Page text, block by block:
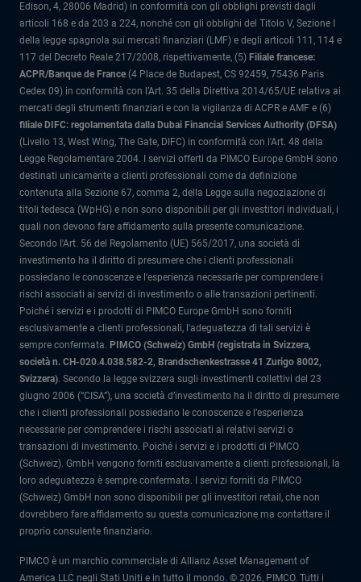
Edison, 4, 28006 Madrid) in conformità con gli obblighi previsti dagli
articoli 168 e da 203 a 224, nonché con gli obblighi del Titolo V, Sezione I
della legge spagnola sui mercati finanziari (LMF) e degli articoli 111, 114 e
117 del Decreto Reale 217/2008, rispettivamente, (5) Filiale francese:
ACPR/Banque de France (4 Place de Budapest, CS 92459, 75436 Paris
Cedex 09) in conformità con l’Art. 35 della Direttiva 2014/65/UE relativa ai
mercati degli strumenti finanziari e con la vigilanza di ACPR e AMF e (6)
filiale DIFC: regolamentata dalla Dubai Financial Services Authority (DFSA)
(Livello 13, West Wing, The Gate, DIFC) in conformità con l'Art. 48 della
Legge Regolamentare 2004. I servizi offerti da PIMCO Europe GmbH sono
destinati unicamente a clienti professionali come da definizione
contenuta alla Sezione 67, comma 2, della Legge sulla negoziazione di
titoli tedesca (WpHG) e non sono disponibili per gli investitori individuali, i
quali non devono fare affidamento sulla presente comunicazione.
Secondo l'Art. 56 del Regolamento (UE) 565/2017, una società di
investimento ha il diritto di presumere che i clienti professionali
possiedano le conoscenze e l'esperienza necessarie per comprendere i
rischi associati ai servizi di investimento o alle transazioni pertinenti.
Poiché i servizi e i prodotti di PIMCO Europe GmbH sono forniti
esclusivamente a clienti professionali, l'adeguatezza di tali servizi è
sempre confermata. PIMCO (Schweiz) GmbH (registrata in Svizzera,
società n. CH-020.4.038.582-2, Brandschenkestrasse 41 Zurigo 8002,
Svizzera). Secondo la legge svizzera sugli investimenti collettivi del 23
giugno 2006 (“CISA”), una società d’investimento ha il diritto di presumere
che i clienti professionali possiedano le conoscenze e l’esperienza
necessarie per comprendere i rischi associati ai relativi servizi o
transazioni di investimento. Poiché i servizi e i prodotti di PIMCO
(Schweiz). GmbH vengono forniti esclusivamente a clienti professionali, la
loro adeguatezza è sempre confermata.
I servizi forniti da PIMCO
(Schweiz) GmbH non sono disponibili per gli investitori retail, che non
dovrebbero fare affidamento su questa comunicazione ma contattare il
proprio consulente finanziario.
PIMCO è un marchio commerciale di Allianz Asset Management of
America LLC negli Stati Uniti e in tutto il mondo. © 2026, PIMCO. Tutti i